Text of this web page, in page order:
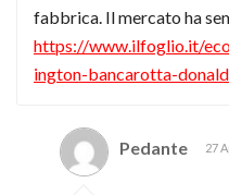
fabbrica. Il mercato ha
https://www.ilfoglio.it/
ington-bancarotta-
Pedante 27